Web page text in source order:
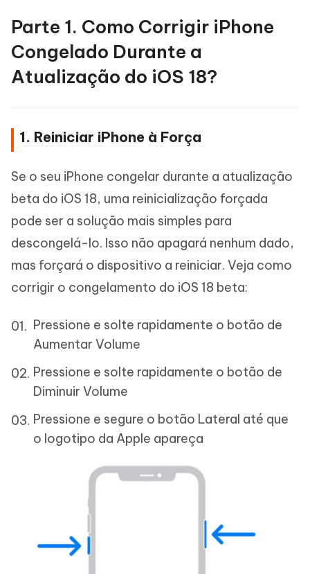
Parte 1. Como Corrigir iPhone
Congelado Durante a
Atualização do iOS 18?
1. Reiniciar iPhone à Força
Se o seu iPhone congelar durante a atualização
beta do iOS 18, uma reinicialização forçada
pode ser a solução mais simples para
descongelá-lo. Isso não apagará nenhum dado,
mas forçará o dispositivo a reiniciar. Veja como
corrigir o congelamento do iOS 18 beta:
Pressione e solte rapidamente o botão de
Aumentar Volume
Pressione e solte rapidamente o botão de
Diminuir Volume
Pressione e segure o botão Lateral até que
o logotipo da Apple apareça